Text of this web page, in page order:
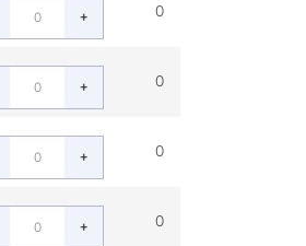
+ 0
+ 0
+ 0
+ 0